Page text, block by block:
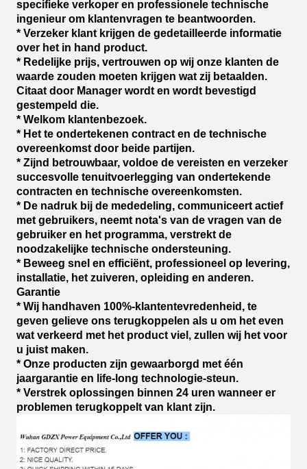
specifieke verkoper en professionele technische
ingenieur om klantenvragen te beantwoorden.
* Verzeker klant krijgen de gedetailleerde informatie
over het in hand product.
* Redelijke prijs, vertrouwen op wij onze klanten de
waarde zouden moeten krijgen wat zij betaalden.
Citaat door Manager wordt en wordt bevestigd
gestempeld die.
* Welkom klantenbezoek.
* Het te ondertekenen contract en de technische
overeenkomst door beide partijen.
* Zijnd betrouwbaar, voldoe de vereisten en verzeker
succesvolle tenuitvoerlegging van ondertekende
contracten en technische overeenkomsten.
* De nadruk bij de mededeling, communiceert actief
met gebruikers, neemt nota's van de vragen van de
gebruiker en het programma, verstrekt de
noodzakelijke technische ondersteuning.
* Beweeg snel en efficiënt, professioneel op levering,
installatie, het zuiveren, opleiding en anderen.
Garantie
* Wij handhaven 100%-klantentevredenheid, te
geven gelieve ons terugkoppelen als u om het even
wat verkeerd met het product viel, zullen wij het voor
u juist maken.
* Onze producten zijn gewaarborgd met één
jaargarantie en life-long technologie-steun.
* Verstrek oplossingen binnen 24 uren wanneer er
problemen terugkoppelt van klant zijn.